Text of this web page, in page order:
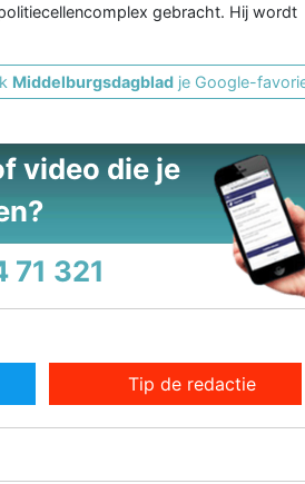
gebracht. Hij wordt
Middelburgsdagblad je Google-
video die je
71 321
Tip de redactie